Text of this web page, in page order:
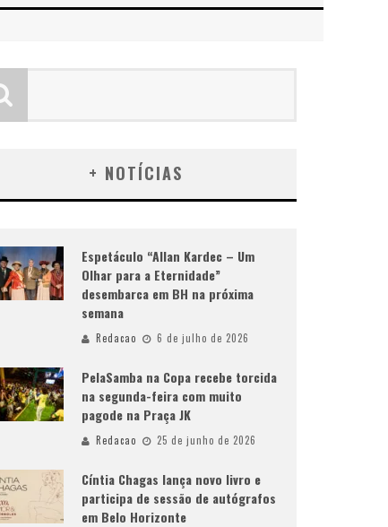
+ NOTÍCIAS
Espetáculo “Allan Kardec – Um
Olhar para a Eternidade”
desembarca em BH na próxima
semana
Redacao 6 de julho de 2026
PelaSamba na Copa recebe torcida
na segunda-feira com muito
pagode na Praça JK
Redacao 25 de junho de 2026
Cíntia Chagas lança novo livro e
participa de sessão de autógrafos
em Belo Horizonte